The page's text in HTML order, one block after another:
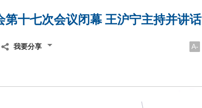
十七次会议闭幕 王沪宁主持并讲话
我要分享 A-